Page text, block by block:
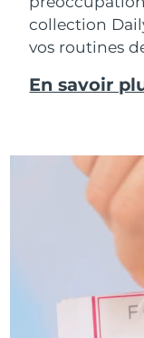
collection
vos routines
En savoir